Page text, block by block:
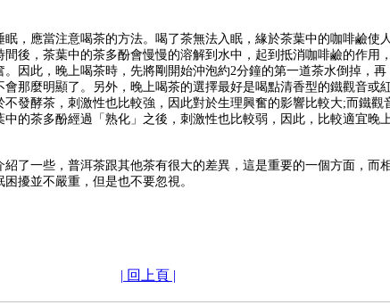
應當注意喝茶的方法。喝了茶無法入眠，緣於茶葉中的咖啡鹼使人
後，茶葉中的茶多酚會慢慢的溶解到水中，起到抵消咖啡鹼的作用，
因此，晚上喝茶時，先將剛開始沖泡約2分鐘的第一道茶水倒掉，再
那麼明顯了。另外，晚上喝茶的選擇最好是喝點清香型的鐵觀音或
發酵茶，刺激性也比較強，因此對於生理興奮的影響比較大;而鐵觀
的茶多酚經過「熟化」之後，刺激性也比較弱，因此，比較適宜晚
一些，普洱茶跟其他茶有很大的差異，這是重要的一個方面，而相
擾並不嚴重，但是也不要忽視。
| 回上頁 |